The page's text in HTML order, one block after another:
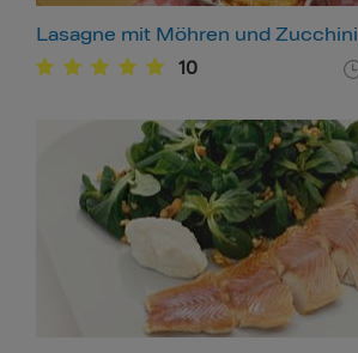
Lasagne mit Möhren und Zucchini
10